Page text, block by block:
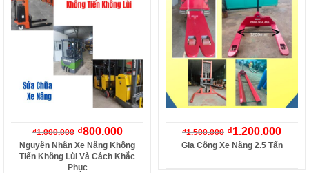
₫1.000.000 ₫800.000
Nguyên Nhân Xe Nâng Không
Tiến Không Lùi Và Cách Khắc
Phục
₫1.500.000 ₫1.200.000
Gia Công Xe Nâng 2.5 Tấn